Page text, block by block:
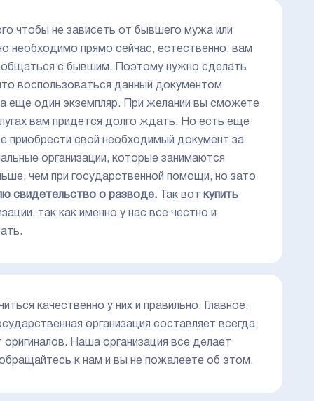
чтобы не зависеть от бывшего мужа или
необходимо прямо сейчас, естественно, вам
общаться с бывшим. Поэтому нужно сделать
воспользоваться данный документом
еще один экземпляр. При желании вы сможете
вам придется долго ждать. Но есть еще
приобрести свой необходимый документ за
организации, которые занимаются
чем при государственной помощи, но зато
свидетельство о разводе. Так вот купить
так как именно у нас все честно и
качественно у них и правильно. Главное,
организация составляет всегда
Наша организация все делает
к нам и вы не пожалеете об этом.